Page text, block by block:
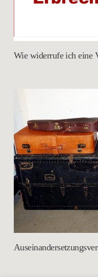
Wie widerrufe ich eine